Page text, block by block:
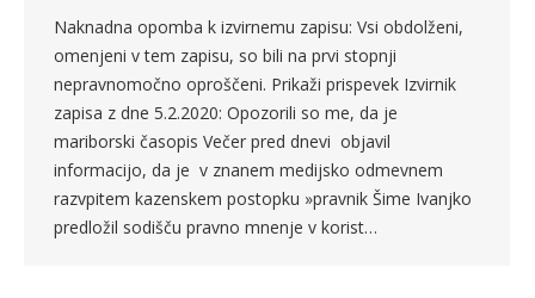
Naknadna opomba k izvirnemu zapisu: Vsi obdolženi,
omenjeni v tem zapisu, so bili na prvi stopnji
nepravnomočno oproščeni. Prikaži prispevek Izvirnik
zapisa z dne 5.2.2020: Opozorili so me, da je
mariborski časopis Večer pred dnevi objavil
informacijo, da je v znanem medijsko odmevnem
razvpitem kazenskem postopku »pravnik Šime Ivanjko
predložil sodišču pravno mnenje v korist…